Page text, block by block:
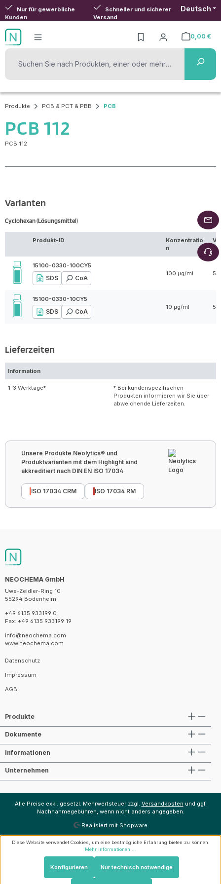
Zum Hauptinhalt springen
Nur für gewerbliche
Kunden
Schneller und sicherer
Versand
Deutsch
0,00 €
Warenkorb
Produkte PCB & PCT & PBB PCB
PCB 112
PCB 112
Varianten
Cyclohexan (Lösungsmittel)
Produkt-ID
Konzentratio
n
15100-0330-100CY5
SDS CoA
100 µg/ml 5
15100-0330-10CY5
SDS CoA
10 µg/ml 5
Lieferzeiten
Information
1-3 Werktage*
* Bei kundenspezifischen
Produkten informieren wir Sie über
abweichende Lieferzeiten.
Unsere Produkte Neolytics® und
Produktvarianten mit dem Highlight sind
akkreditiert nach DIN EN ISO 17034
ISO 17034 CRM ISO 17034 RM
NEOCHEMA GmbH
Uwe-Zeidler-Ring 10
55294 Bodenheim
+49 6135 933199 0
Fax: +49 6135 933199 19
info@neochema.com
www.neochema.com
Datenschutz
Impressum
AGB
Produkte
Dokumente
Informationen
Unternehmen
Alle Preise exkl. gesetzl. Mehrwertsteuer zzgl. Versandkosten und ggf.
Nachnahmegebühren, wenn nicht anders angegeben.
Realisiert mit Shopware
Diese Website verwendet Cookies, um eine bestmögliche Erfahrung bieten zu können.
Mehr Informationen ...
Nur technisch notwendige
Konfigurieren